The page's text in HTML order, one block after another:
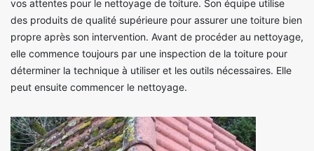
vos attentes pour le nettoyage de toiture. Son équipe utilise
des produits de qualité supérieure pour assurer une toiture bien
propre après son intervention. Avant de procéder au nettoyage,
elle commence toujours par une inspection de la toiture pour
déterminer la technique à utiliser et les outils nécessaires. Elle
peut ensuite commencer le nettoyage.